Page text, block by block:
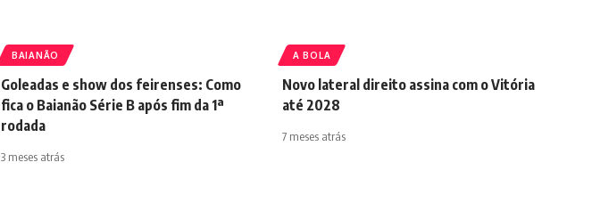
BAIANÃO
Goleadas e show dos feirenses: Como
fica o Baianão Série B após fim da 1ª
rodada
3 meses atrás
A BOLA
Novo lateral direito assina com o Vitória
até 2028
7 meses atrás